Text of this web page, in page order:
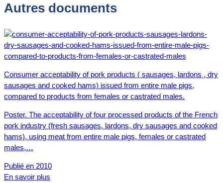
Autres documents
Consumer acceptability of pork products ( sausages, lardons , dry
sausages and cooked hams) issued from entire male pigs,
compared to products from females or castrated males.
Poster. The acceptability of four processed products of the French
pork industry (fresh sausages, lardons, dry sausages and cooked
hams), using meat from entire male pigs, females or castrated
males,…
Publié en 2010
En savoir plus